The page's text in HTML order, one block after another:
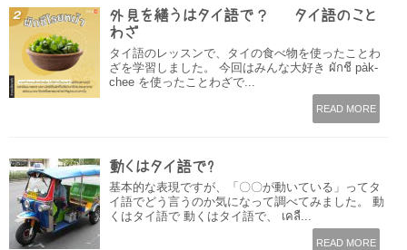
外見を繕うはタイ語で？ – タイ語のこと
わざ
タイ語のレッスンで、タイの食べ物を使ったことわ
ざを学習しました。 今回はみんな大好き ผักชี pàk-
chee を使ったことわざで...
READ MORE
動くはタイ語で?
基本的な表現ですが、「〇〇が動いている」ってタ
イ語でどう言うのか気になって調べてみました。 動
くはタイ語で 動くはタイ語で、 เคลื...
READ MORE